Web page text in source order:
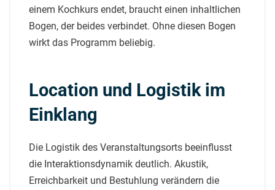
einem Kochkurs endet, braucht einen inhaltlichen
Bogen, der beides verbindet. Ohne diesen Bogen
wirkt das Programm beliebig.
Location und Logistik im
Einklang
Die Logistik des Veranstaltungsorts beeinflusst
die Interaktionsdynamik deutlich. Akustik,
Erreichbarkeit und Bestuhlung verändern die